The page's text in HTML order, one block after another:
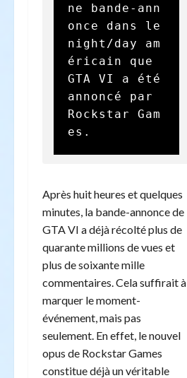
ne bande-ann
once dans le
night/day am
éricain que
GTA VI a été
annoncé par
Rockstar Gam
es.
Après huit heures et quelques
minutes, la bande-annonce de
GTA VI a déjà récolté plus de
quarante millions de vues et
plus de soixante mille
commentaires. Cela suffirait à
marquer le moment-
événement, mais pas
seulement. En effet, le nouvel
opus de Rockstar Games
constitue déjà un véritable